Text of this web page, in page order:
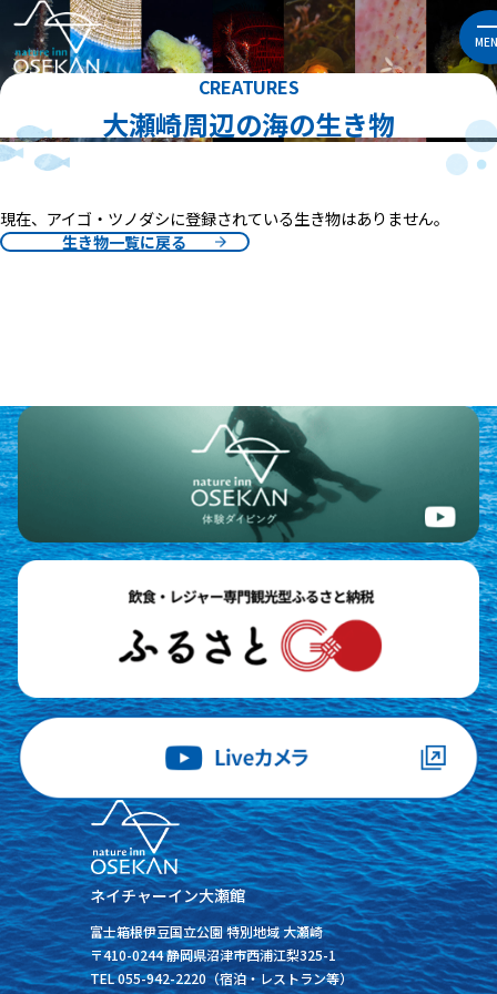
CREATURES
大瀬崎周辺の海の生き物
現在、アイゴ・ツノダシに登録されている生き物はありません。
生き物一覧に戻る
ネイチャーイン大瀬館
富士箱根伊豆国立公園 特別地域 大瀬崎
〒410-0244 静岡県沼津市西浦江梨325-1
TEL 055-942-2220（宿泊・レストラン等）